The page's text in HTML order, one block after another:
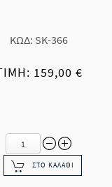
ΚΩΔ: SK-366
159,00 €
ΣΤΟ ΚΑΛΆΘΙ